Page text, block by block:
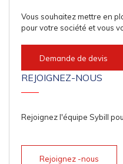
Vous souhaitez mettre en
pour votre société et vous
Demande de devis
REJOIGNEZ-NOUS
Rejoignez l'équipe Sybill
Rejoignez -nous